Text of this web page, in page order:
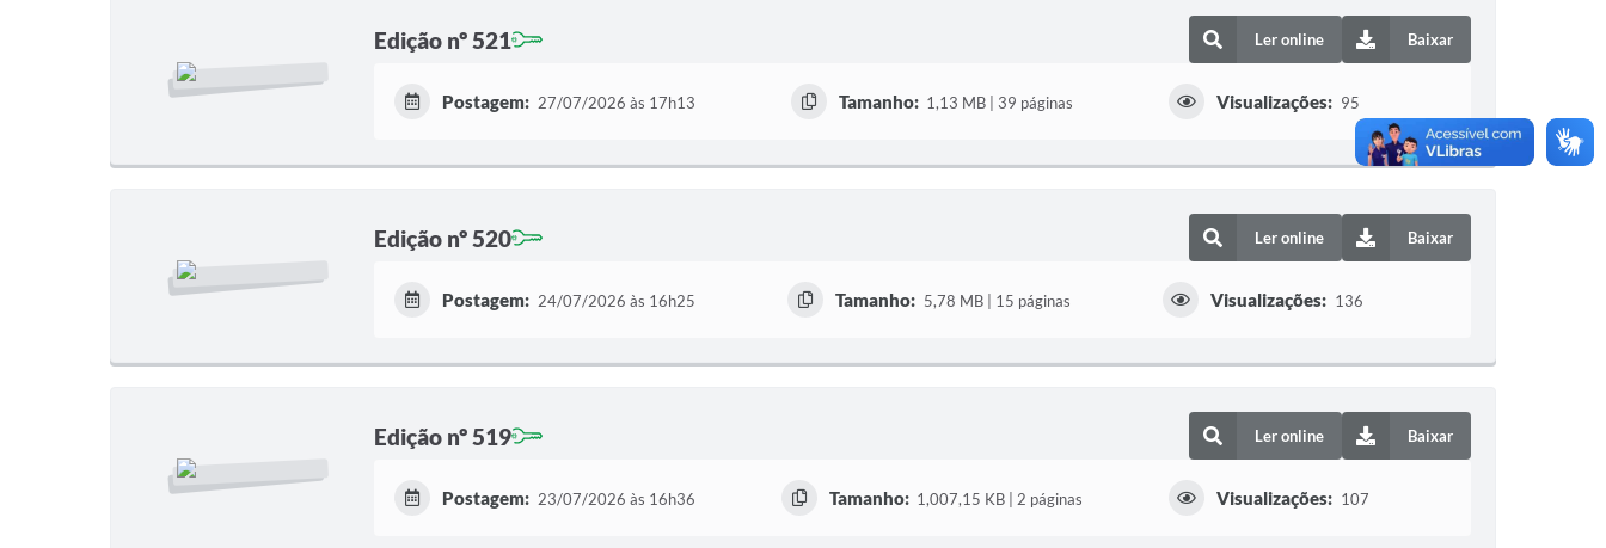
Edição nº 521 Ler online Baixar
Postagem: 27/07/2026 às 17h13 Tamanho: 1,13 MB | 39 páginas Visualizações: 95
Edição nº 520 Ler online Baixar
Postagem: 24/07/2026 às 16h25 Tamanho: 5,78 MB | 15 páginas Visualizações: 136
Edição nº 519 Ler online Baixar
Postagem: 23/07/2026 às 16h36 Tamanho: 1,007,15 KB | 2 páginas Visualizações: 107